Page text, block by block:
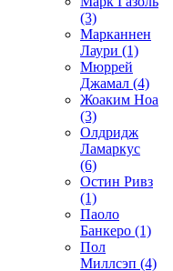
(3)
Марканнен
Лаури (1)
Мюррей
Джамал (4)
Жоаким Ноа
(3)
Олдридж
Ламаркус
(6)
Остин Ривз
(1)
Паоло
Банкеро (1)
Пол
Миллсэп (4)